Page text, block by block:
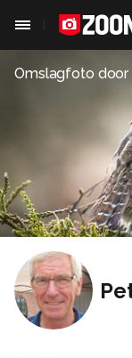
Omslagfoto door